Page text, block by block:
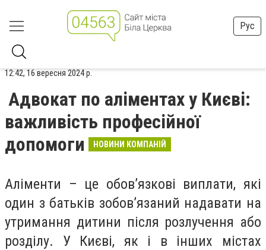
Рус
12:42, 16 вересня 2024 р.
Адвокат по аліментах у Києві:
важливість професійної
допомоги
НОВИНИ КОМПАНІЙ
Аліменти – це обов’язкові виплати, які
один з батьків зобов’язаний надавати на
утримання дитини після розлучення або
розділу. У Києві, як і в інших містах